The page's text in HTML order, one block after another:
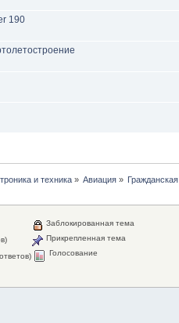
190
и техника» Авиация » Гражданская
Заблокированная тема
Прикрепленная тема
Голосование